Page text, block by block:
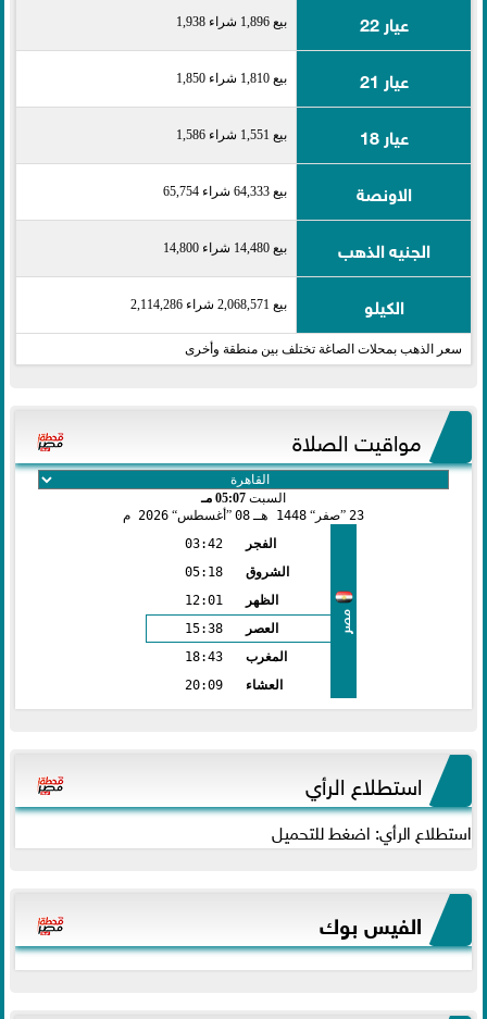
عيار 22 بيع 1,896 شراء 1,938
عيار 21 بيع 1,810 شراء 1,850
عيار 18 بيع 1,551 شراء 1,586
الاونصة بيع 64,333 شراء 65,754
الجنيه الذهب بيع 14,480 شراء 14,800
الكيلو بيع 2,068,571 شراء 2,114,286
سعر الذهب بمحلات الصاغة تختلف بين منطقة وأخرى
مواقيت الصلاة
السبت 05:07 مـ
23 صفر 1448 هـ 08 أغسطس 2026 م
مصر
الفجر
03:42
الشروق
05:18
الظهر
12:01
العصر
15:38
المغرب
18:43
العشاء
20:09
استطلاع الرأي
استطلاع الرأي: اضغط للتحميل
الفيس بوك